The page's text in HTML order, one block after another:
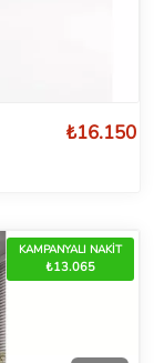
₺16.150
KAMPANYALI NAKİT
₺13.065